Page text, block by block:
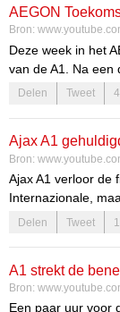
interview met
Ajax.
AEGON
Bron:
Deze week in het
van de A1. Na een
NextGen Series
van Fred Grim het
Delen Tweet
Ajax A1
Bron:
Ajax A1 verloor de
Internazionale,
voor de knappe
toegejuicht door
Delen Tweet
A1 strekt de
Bron:
Een paar uur voor